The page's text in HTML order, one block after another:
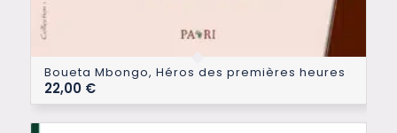
Boueta Mbongo, Héros des premières heures
22,00 €